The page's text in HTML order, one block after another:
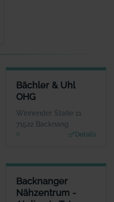
Bächler & Uhl
OHG
Winnender Staße 11
71522 Backnang
Details
BÄCHLER & UHL OHG
Herr Andreas Uhl
WEBSITE
www.allianz.de
Backnanger
Nähzentrum -
BACKNANGER NÄHZENTRUM